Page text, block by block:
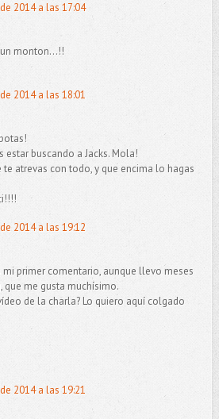
2014 a las 17:04
monton...!!
2014 a las 18:01
estar buscando a Jacks. Mola!
te atrevas con todo, y que encima lo hagas
2014 a las 19:12
mi primer comentario, aunque llevo meses
me gusta muchísimo.
de la charla? Lo quiero aquí colgado
2014 a las 19:21